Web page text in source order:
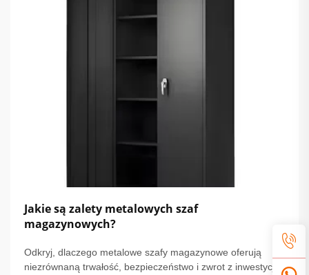
Jakie są zalety metalowych szaf
magazynowych?
Odkryj, dlaczego metalowe szafy magazynowe oferują
niezrównaną trwałość, bezpieczeństwo i zwrot z inwestycji.